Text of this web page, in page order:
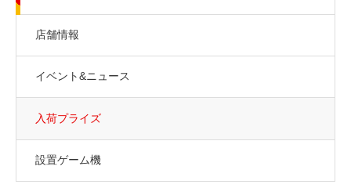
店舗情報
イベント&ニュース
入荷プライズ
設置ゲーム機